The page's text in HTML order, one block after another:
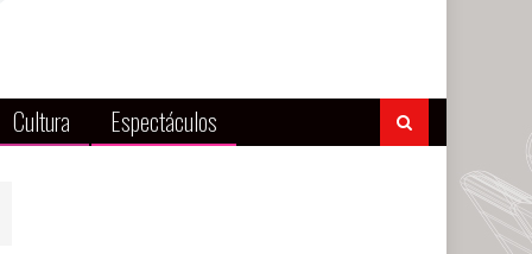
Cultura Espectáculos